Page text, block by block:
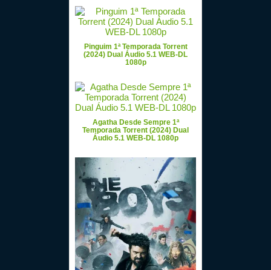
Pinguim 1ª Temporada Torrent
(2024) Dual Áudio 5.1 WEB-DL
1080p
Agatha Desde Sempre 1ª
Temporada Torrent (2024) Dual
Áudio 5.1 WEB-DL 1080p